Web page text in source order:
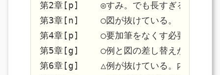
第2章[p]    ◎すみ。でも長すぎる。
第3章[n]    ○図が抜けている。
第4章[p]    ○要加筆をなくす必要がある。
第5章[g]    ○例と図の差し替えが一つ必
第6章[g]    △例が抜けている。内部で大き